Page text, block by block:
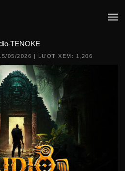
TENOKE
05/2026 | LƯỢT XEM: 1,206